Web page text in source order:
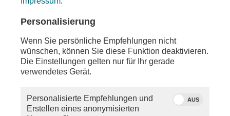
Bundesgesundheitsministerin Nina Warken
2026, über den aktuellen Gesundheitszustand
sich bei der Behandlung von Ebola-Patienten in
der Demokratischen Republik Kongo selbst
angesteckt hatte. Er wurde am 20. Mai in der
Charité in Berlin aufgenommen. Nach einem
Charité, Prof. Heyo K. Kroemer, gibt Warken mit
Kroemer ein Pressestatement.
Personalisierung
Wenn Sie persönliche Empfehlungen nicht
wünschen, können Sie diese Funktion deaktivieren.
Die Einstellungen gelten nur für Ihr gerade
verwendetes Gerät.
Personalisierte Empfehlungen und
Erstellen eines anonymisierten
AUS